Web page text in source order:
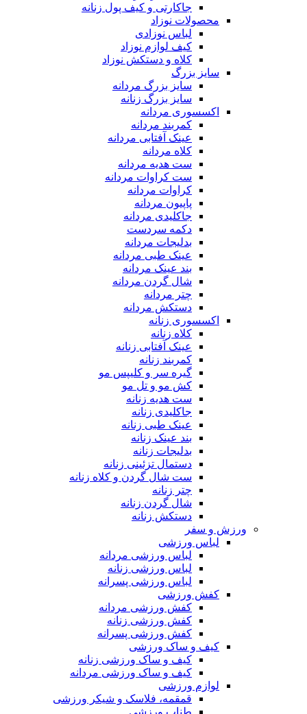
جاکارتی و کیف پول زنانه
محصولات نوزاد
لباس نوزادی
کیف لوازم نوزاد
کلاه و دستکش نوزاد
سایز بزرگ
سایز بزرگ مردانه
سایز بزرگ زنانه
اکسسوری مردانه
کمربند مردانه
عینک آفتابی مردانه
کلاه مردانه
ست هدیه مردانه
ست کراوات مردانه
کراوات مردانه
پاپیون مردانه
جاکلیدی مردانه
دکمه سردست
بدلیجات مردانه
عینک طبی مردانه
بند عینک مردانه
شال گردن مردانه
چتر مردانه
دستکش مردانه
اکسسوری زنانه
کلاه زنانه
عینک آفتابی زنانه
کمربند زنانه
گیره سر و کلیپس مو
کش مو و تل مو
ست هدیه زنانه
جاکلیدی زنانه
عینک طبی زنانه
بند عینک زنانه
بدلیجات زنانه
دستمال تزئینی زنانه
ست شال گردن و کلاه زنانه
چتر زنانه
شال گردن زنانه
دستکش زنانه
ورزش و سفر
لباس ورزشی
لباس ورزشی مردانه
لباس ورزشی زنانه
لباس ورزشی پسرانه
کفش ورزشی
کفش ورزشی مردانه
کفش ورزشی زنانه
کفش ورزشی پسرانه
کیف و ساک ورزشی
کیف و ساک ورزشی زنانه
کیف و ساک ورزشی مردانه
لوازم ورزشی
قمقمه، فلاسک و شیکر ورزشی
طناب ورزشی